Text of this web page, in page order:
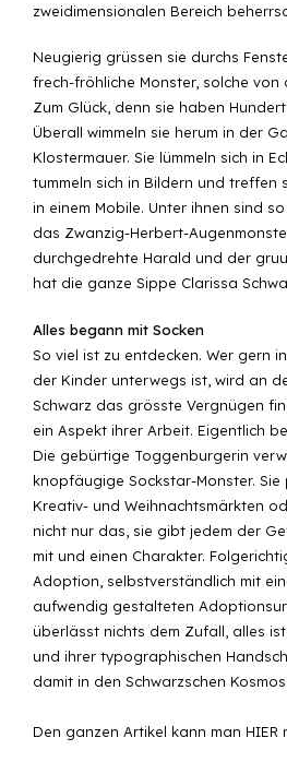
zweidimensionalen Bereich
Neugierig grüssen sie durchs
frech-fröhliche Monster, solche von
Zum Glück, denn sie haben
Überall wimmeln sie herum in der
Klostermauer. Sie lümmeln sich in
tummeln sich in Bildern und treffen
in einem Mobile. Unter ihnen sind
das Zwanzig-Herbert-
durchgedrehte Harald und der
hat die ganze Sippe Clarissa
Alles begann mit Socken
So viel ist zu entdecken. Wer gern
der Kinder unterwegs ist, wird an
Schwarz das grösste Vergnügen
ein Aspekt ihrer Arbeit. Eigentlich
Die gebürtige Toggenburgerin
knopfäugige Sockstar-Monster.
Kreativ- und Weihnachtsmärkten
nicht nur das, sie gibt jedem der
mit und einen Charakter.
Adoption, selbstverständlich mit
aufwendig gestalteten
überlässt nichts dem Zufall, alles
und ihrer typographischen
damit in den Schwarzschen
Den ganzen Artikel kann man HIER